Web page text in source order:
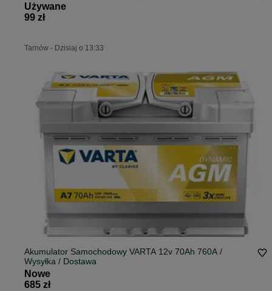
Używane
99 zł
Tarnów - Dzisiaj o 13:33
Akumulator Samochodowy VARTA 12v 70Ah 760A /
Wysyłka / Dostawa
Nowe
685 zł